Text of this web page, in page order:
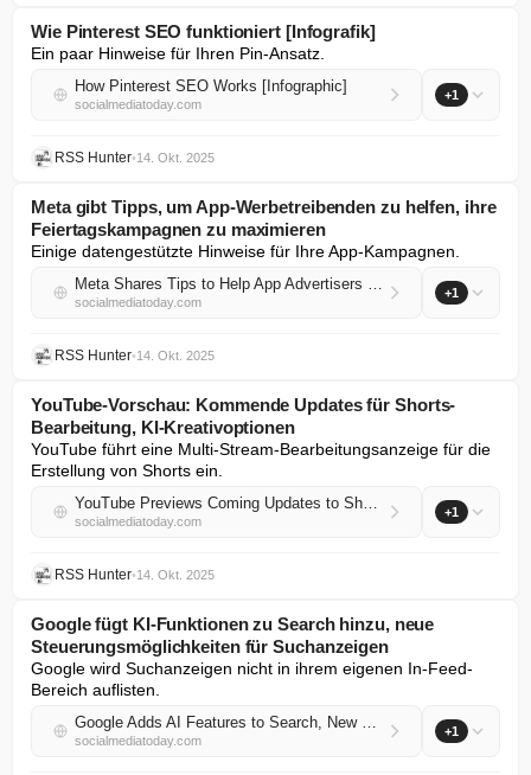
Wie Pinterest SEO funktioniert [Infografik]
Ein paar Hinweise für Ihren Pin-Ansatz.
How Pinterest SEO Works [Infographic]
socialmediatoday.com
+1
RSS Hunter•14. Okt. 2025
Meta gibt Tipps, um App-Werbetreibenden zu helfen, ihre
Feiertagskampagnen zu maximieren
Einige datengestützte Hinweise für Ihre App-Kampagnen.
Meta Shares Tips to Help App Advertisers Maximize Their Holiday Campaigns
socialmediatoday.com
+1
RSS Hunter•14. Okt. 2025
YouTube-Vorschau: Kommende Updates für Shorts-
Bearbeitung, KI-Kreativoptionen
YouTube führt eine Multi-Stream-Bearbeitungsanzeige für die
Erstellung von Shorts ein.
YouTube Previews Coming Updates to Shorts Editing, AI Creative Options
socialmediatoday.com
+1
RSS Hunter•14. Okt. 2025
Google fügt KI-Funktionen zu Search hinzu, neue
Steuerungsmöglichkeiten für Suchanzeigen
Google wird Suchanzeigen nicht in ihrem eigenen In-Feed-
Bereich auflisten.
Google Adds AI Features to Search, New Search Ads Controls
socialmediatoday.com
+1